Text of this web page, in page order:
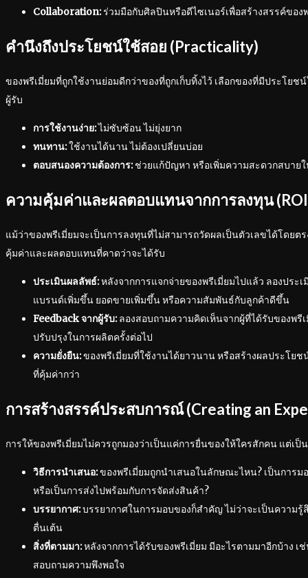
Collaboration:ร่วมมือกับศิลปินหรือดีไซเนอร์เพื่อสร้างสรรค์ของ
คำนึงถึงประโยชน์ใช้สอย (Practicality)
ของพรีเมี่ยมที่ถูกใช้งานย่อมดีกว่าของที่ถูกเก็บทิ้งไว้ เลือกของที่มีประโย
ผู้รับ
การใช้งานง่าย:ไม่ซับซ้อน ไม่ยุ่งยาก
ทนทาน:ใช้งานได้นาน ไม่ต้องเปลี่ยนบ่อย
ตอบสนองความต้องการ:ช่วยแก้ปัญหา หรือเพิ่มความสะดวกสบาย
ความคุ้มค่าและผลตอบแทนจากการลงทุน
แม้ว่าของพรีเมี่ยมจะเป็นการลงทุนที่ไม่สามารถวัดผลเป็นตัวเลขได้โดย
คุ้มค่าและผลตอบแทนที่คาดว่าจะได้รับ
ประเมินผลลัพธ์:หลังจากการแจกจ่ายของพรีเมี่ยมไปแล้ว ลองประ
แบรนด์เพิ่มขึ้น ยอดขายเพิ่มขึ้น หรือความสัมพันธ์กับลูกค้าดีขึ้น
Feedback จากผู้รับ:ลองสอบถามความคิดเห็นจากผู้ที่ได้รับของพรี
ปรับปรุงในการผลิตครั้งต่อไป
ความยั่งยืน:ของพรีเมี่ยมที่ใช้งานได้ยาวนาน หรือสร้างผลประโยช
ที่คุ้มค่ากว่า
การสร้างสรรค์ประสบการณ์ (Creating an
การให้ของพรีเมี่ยมไม่ควรถูกมองว่าเป็นแค่การยื่นของให้ใครสักคน แต่เ
วิธีการนำเสนอ:ของพรีเมี่ยมถูกนำเสนอในลักษณะไหน? เป็นการ
หรือเป็นการส่งไปพร้อมกับการจัดส่งสินค้า?
บรรยากาศ:บรรยากาศในการมอบของก็สำคัญ ไม่ว่าจะเป็นความ
ตื่นเต้น
สิ่งที่ตามมา:หลังจากการได้รับของพรีเมี่ยม มีอะไรตามมาอีกบ้าง
สอบถามความพึงพอใจ